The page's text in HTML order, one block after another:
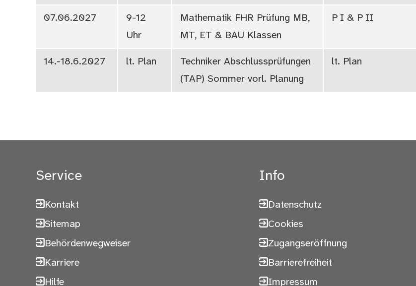
07.06.2027
9-12
Uhr
Mathematik FHR Prüfung MB,
MT, ET & BAU Klassen
P I & P II
14.-18.6.2027 lt. Plan
Techniker Abschlussprüfungen
(TAP) Sommer vorl. Planung
lt. Plan
Service
Kontakt
Sitemap
Behördenwegweiser
Karriere
Hilfe
Info
Datenschutz
Cookies
Zugangseröffnung
Barrierefreiheit
Impressum